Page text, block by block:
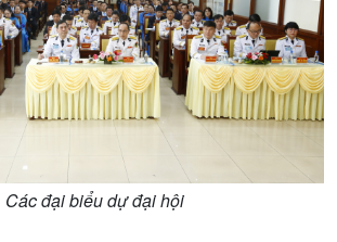
Các đại biểu dự đại hội